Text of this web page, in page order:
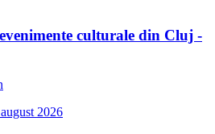
culturale din Cluj -